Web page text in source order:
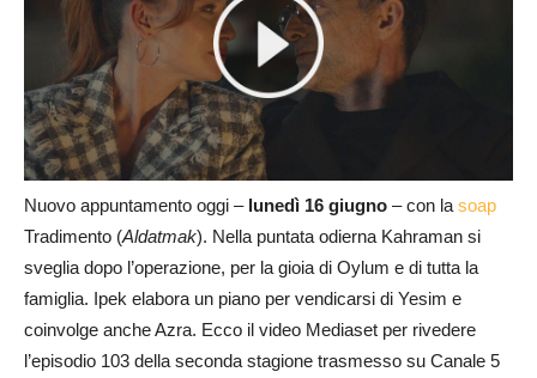
Nuovo appuntamento oggi – lunedì 16 giugno – con lasoap
Tradimento (Aldatmak). Nella puntata odierna Kahraman si
sveglia dopo l’operazione, per la gioia di Oylum e di tutta la
famiglia. Ipek elabora un piano per vendicarsi di Yesim e
coinvolge anche Azra. Ecco il video Mediaset per rivedere
l’episodio 103 della seconda stagione trasmesso su Canale 5